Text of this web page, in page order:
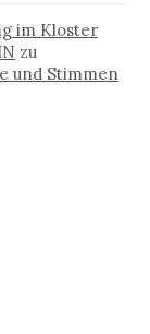
im Kloster
zu
und Stimmen